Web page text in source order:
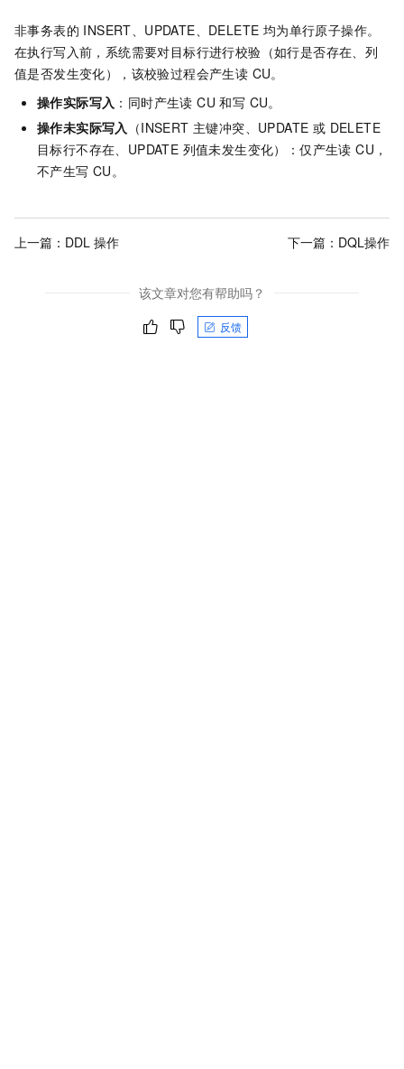
非事务表的 INSERT、UPDATE、DELETE 均为单行原子操作。
在执行写入前，系统需要对目标行进行校验（如行是否存在、列
值是否发生变化），该校验过程会产生读 CU。
操作实际写入 ：同时产生读 CU 和写 CU。
操作未实际写入 （INSERT 主键冲突、UPDATE 或 DELETE
目标行不存在、UPDATE 列值未发生变化）：仅产生读 CU，
不产生写 CU。
上一篇： DDL 操作 下一篇： DQL操作
该文章对您有帮助吗？
反馈